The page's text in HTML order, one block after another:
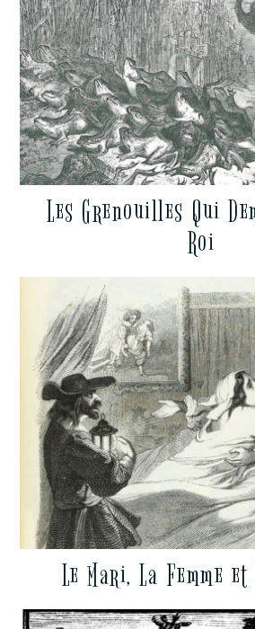
Les Grenouilles Qui
Roi
Le Mari, La Femme